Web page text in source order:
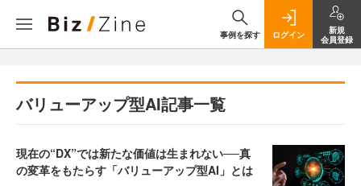
事例を探す ログイン
新規
会員登録
バリューアップ型AI記事一覧
現在の“DX”では新たな価値は生まれない──真
の変革をもたらす「バリューアップ型AI」とは